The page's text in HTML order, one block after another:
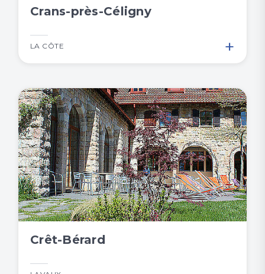
Crans-près-Céligny
LA CÔTE +
Crêt-Bérard